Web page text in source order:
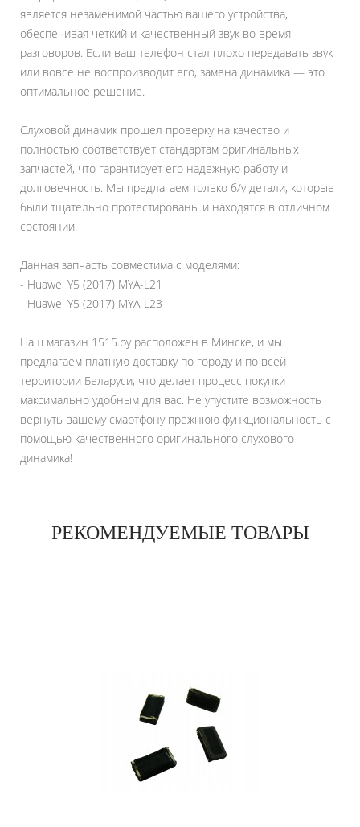
является незаменимой частью вашего устройства,
обеспечивая четкий и качественный звук во время
разговоров. Если ваш телефон стал плохо передавать звук
или вовсе не воспроизводит его, замена динамика — это
оптимальное решение.
Слуховой динамик прошел проверку на качество и
полностью соответствует стандартам оригинальных
запчастей, что гарантирует его надежную работу и
долговечность. Мы предлагаем только б/у детали, которые
были тщательно протестированы и находятся в отличном
состоянии.
Данная запчасть совместима с моделями:
- Huawei Y5 (2017) MYA-L21
- Huawei Y5 (2017) MYA-L23
Наш магазин 1515.by расположен в Минске, и мы
предлагаем платную доставку по городу и по всей
территории Беларуси, что делает процесс покупки
максимально удобным для вас. Не упустите возможность
вернуть вашему смартфону прежнюю функциональность с
помощью качественного оригинального слухового
динамика!
РЕКОМЕНДУЕМЫЕ ТОВАРЫ